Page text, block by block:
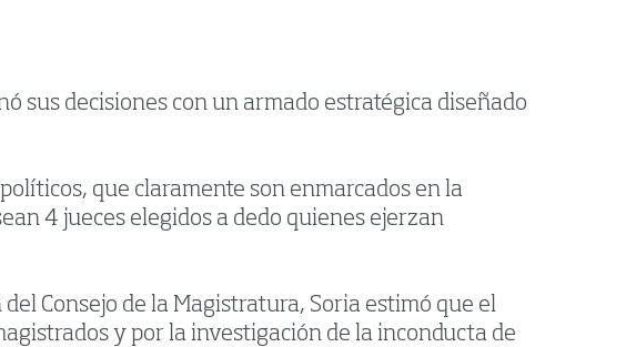
sus decisiones con un armado estratégica diseñado
que claramente son enmarcados en la
4 jueces elegidos a dedo quienes ejerzan
Consejo de la Magistratura, Soria estimó que el
y por la investigación de la inconducta de